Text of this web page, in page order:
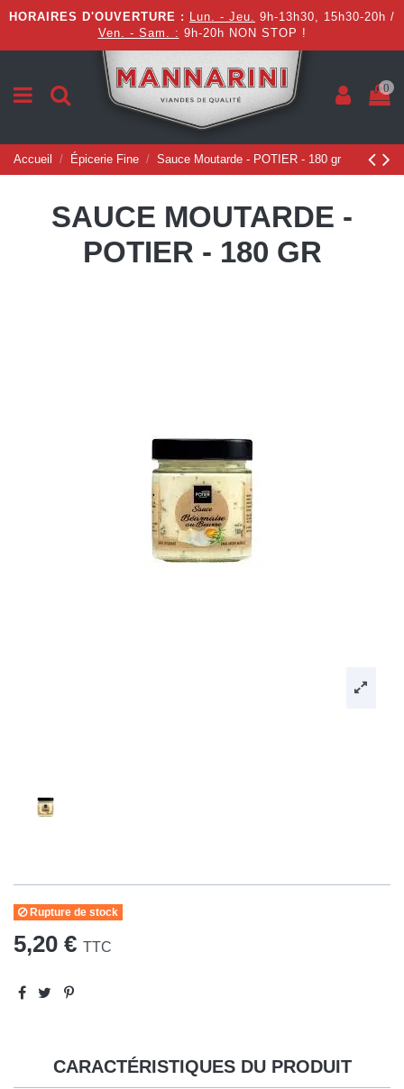
HORAIRES D'OUVERTURE : Lun. - Jeu. 9h-13h30, 15h30-20h /
Ven. - Sam. : 9h-20h NON STOP !
0
Accueil Épicerie Fine Sauce Moutarde - POTIER - 180 gr
SAUCE MOUTARDE -
POTIER - 180 GR
Rupture de stock
5,20 € TTC
CARACTÉRISTIQUES DU PRODUIT